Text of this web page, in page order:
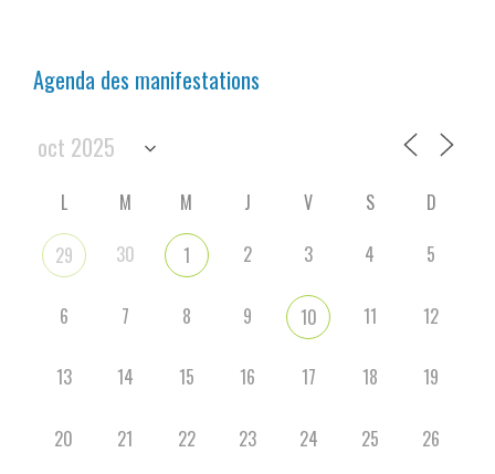
Agenda des manifestations
L M M J V S D
29 30 1 2 3 4 5
6 7 8 9 10 11 12
13 14 15 16 17 18 19
20 21 22 23 24 25 26